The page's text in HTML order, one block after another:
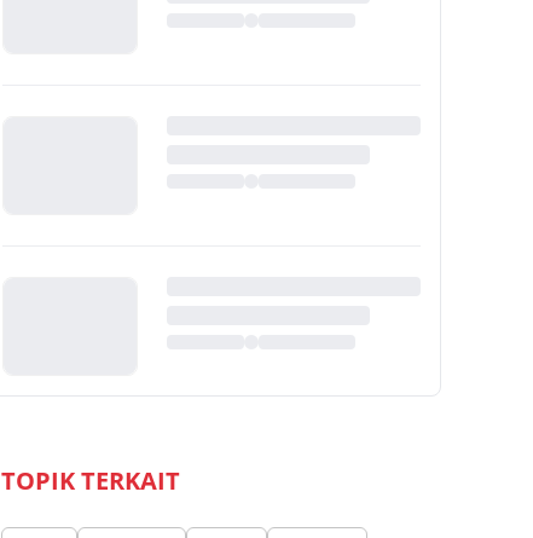
TOPIK TERKAIT